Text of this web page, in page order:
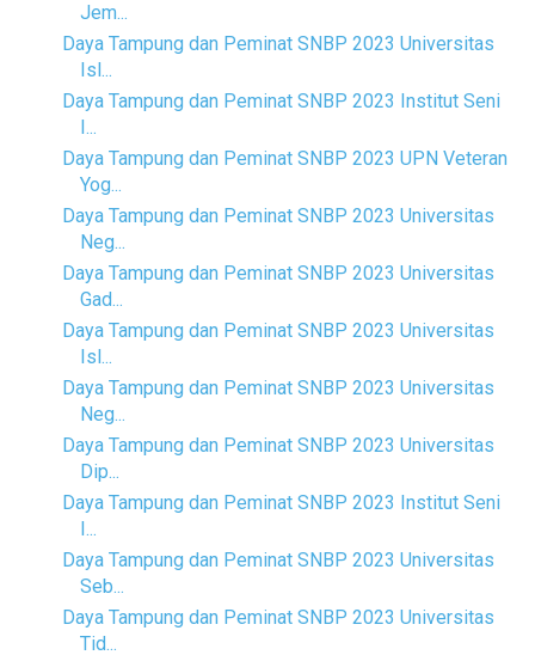
Jem...
Daya Tampung dan Peminat SNBP 2023 Universitas
Isl...
Daya Tampung dan Peminat SNBP 2023 Institut Seni
I...
Daya Tampung dan Peminat SNBP 2023 UPN Veteran
Yog...
Daya Tampung dan Peminat SNBP 2023 Universitas
Neg...
Daya Tampung dan Peminat SNBP 2023 Universitas
Gad...
Daya Tampung dan Peminat SNBP 2023 Universitas
Isl...
Daya Tampung dan Peminat SNBP 2023 Universitas
Neg...
Daya Tampung dan Peminat SNBP 2023 Universitas
Dip...
Daya Tampung dan Peminat SNBP 2023 Institut Seni
I...
Daya Tampung dan Peminat SNBP 2023 Universitas
Seb...
Daya Tampung dan Peminat SNBP 2023 Universitas
Tid...